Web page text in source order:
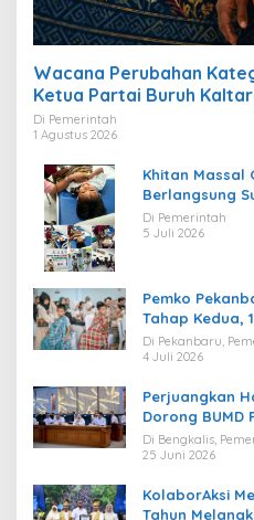
Wacana Perubahan
Ketua Partai Buruh
Regulasi
Di Pemerintah
1 Agustus 2026
Khitan Massal Gratis Baznas Berau
Berlangsung
Kebahagiaan
Di Pemerintah
5 Juli 2026
Pemko
Tahap Kedua,
Di Pekanbaru,
4 Juli 2026
Perjuangkan
Dorong BUMD
Migas
Di Bengkalis,
25 Juni 2026
KolaborAksi
Tahun